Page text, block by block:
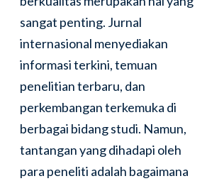
sangat penting. Jurnal
internasional menyediakan
informasi terkini, temuan
penelitian terbaru, dan
perkembangan terkemuka di
berbagai bidang studi. Namun,
tantangan yang dihadapi oleh
para peneliti adalah bagaimana